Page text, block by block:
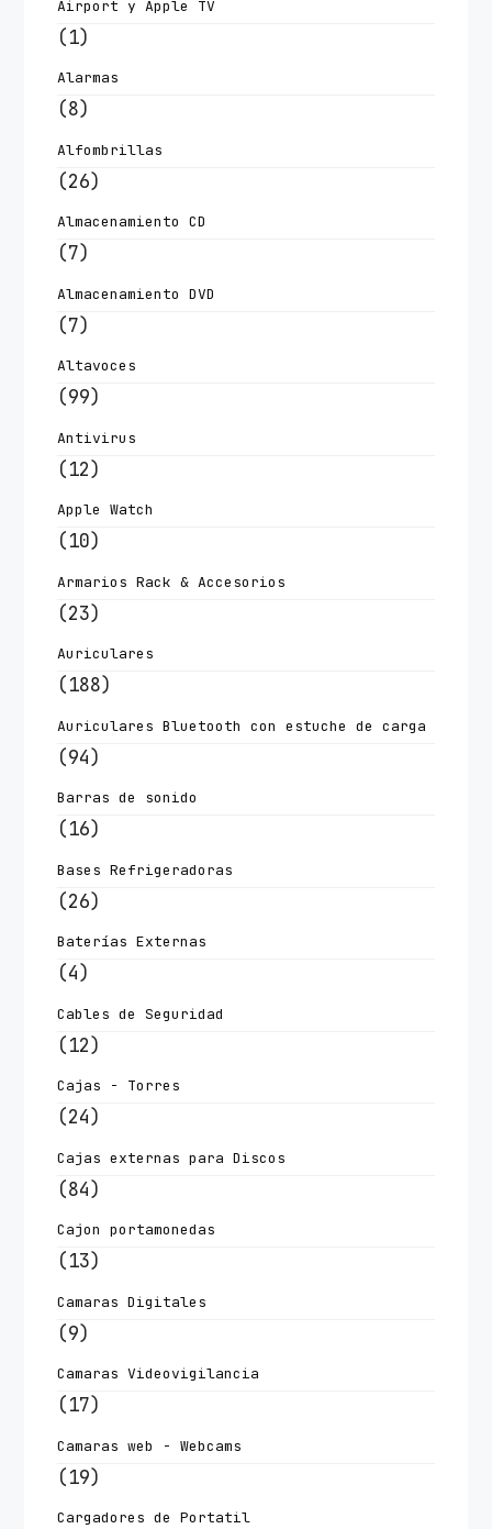
Airport y Apple TV
(1)
Alarmas
(8)
Alfombrillas
(26)
Almacenamiento CD
(7)
Almacenamiento DVD
(7)
Altavoces
(99)
Antivirus
(12)
Apple Watch
(10)
Armarios Rack & Accesorios
(23)
Auriculares
(188)
Auriculares Bluetooth con estuche de carga
(94)
Barras de sonido
(16)
Bases Refrigeradoras
(26)
Baterías Externas
(4)
Cables de Seguridad
(12)
Cajas - Torres
(24)
Cajas externas para Discos
(84)
Cajon portamonedas
(13)
Camaras Digitales
(9)
Camaras Videovigilancia
(17)
Camaras web - Webcams
(19)
Cargadores de Portatil